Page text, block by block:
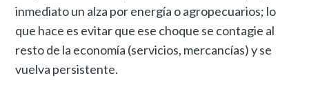
inmediato un alza por energía o agropecuarios; lo
que hace es evitar que ese choque se contagie al
resto de la economía (servicios, mercancías) y se
vuelva persistente.